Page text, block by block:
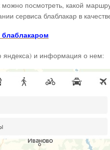
посмотреть, какой
сервиса блаблакар в
и информация о нем: